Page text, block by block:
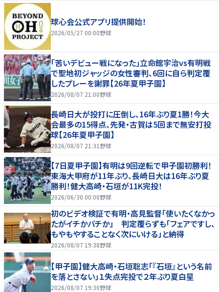
球心会公式アプリ提供開始！
2026/05/27 00:00野球
｢苦いデビュー戦になった｣立命館宇治vs有明戦
で聖地初ジャッジの女性審判、6回に自ら判定覆
したプレーを謝罪【26年夏甲子園】
2026/08/07 21:00野球
長崎日大が投打に圧倒し、16年ぶり夏1勝！今大
会最多の15得点、先発・古賀は5回まで無安打投
球【26年夏甲子園】
2026/08/07 21:31野球
【7日夏甲子園】有明は9回逆転で甲子園初勝利！
東海大甲府が11年ぶり、長崎日大は16年ぶり夏
勝利！健大高崎・石垣が11K完投！
2026/06/30 00:00野球
初のビデオ検証で有明・高見監督「使いたくなかっ
たがイチかバチか」 判定覆らずも「フェアですし、
もやもやすることなく次にいける」と納得
2026/08/07 19:38野球
【甲子園】健大高崎・石垣聡志「『石垣』という名前
を落とさない」１失点完投で２年ぶり夏白星
2026/08/07 19:30野球